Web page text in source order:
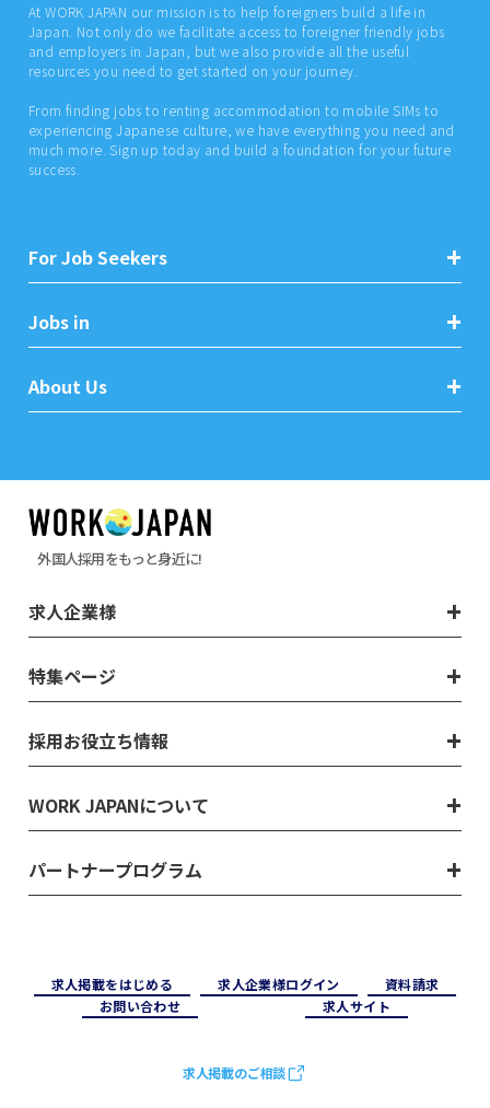
At WORK JAPAN our mission is to help foreigners build a life in
Japan. Not only do we facilitate access to foreigner friendly jobs
and employers in Japan, but we also provide all the useful
resources you need to get started on your journey.
From finding jobs to renting accommodation to mobile SIMs to
experiencing Japanese culture, we have everything you need and
much more. Sign up today and build a foundation for your future
success.
For Job Seekers
Jobs in
About Us
外国人採用をもっと身近に!
求人企業様
特集ページ
採用お役立ち情報
WORK JAPANについて
パートナープログラム
求⼈掲載をはじめる 求⼈企業様ログイン
資料請求
お問い合わせ
求⼈サイト
求人掲載のご相談